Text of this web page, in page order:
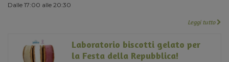
Dalle 17:00 alle 20:30
Leggi tutto
Laboratorio biscotti gelato per
la Festa della Repubblica!